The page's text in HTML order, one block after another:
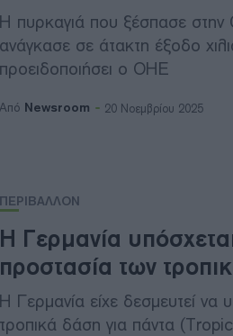
Η πυρκαγιά που ξέσπασε στην
ανάγκασε σε άτακτη έξοδο
προειδοποιήσει ο ΟΗΕ
Από Newsroom 20 Νοεμβρίου 2025
ΠΕΡΙΒΑΛΛΟΝ
Η Γερμανία
προστασία των
Η Γερμανία είχε δεσμευτεί να
τροπικά δάση για πάντα